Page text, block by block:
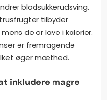
blodsukkerudsving.
tilbyder
de er lave i kalorier.
er fremragende
øger mæthed.
inkludere magre